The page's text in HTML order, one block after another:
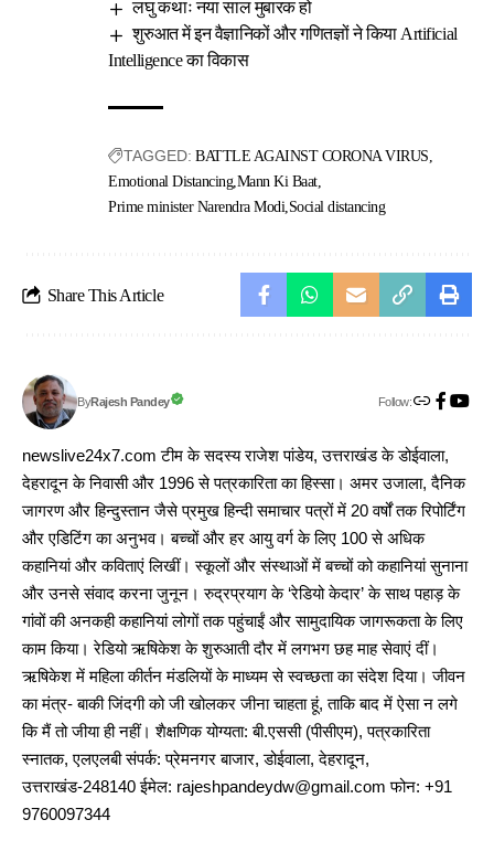
लघु कथाः नया साल मुबारक हो
शुरुआत में इन वैज्ञानिकों और गणितज्ञों ने किया Artificial
Intelligence का विकास
TAGGED: BATTLE AGAINST CORONA VIRUS
Emotional Distancing Mann Ki Baat
Prime minister Narendra Modi Social distancing
Share This Article
ByRajesh Pandey Follow:
newslive24x7.com टीम के सदस्य राजेश पांडेय, उत्तराखंड के डोईवाला,
देहरादून के निवासी और 1996 से पत्रकारिता का हिस्सा। अमर उजाला, दैनिक
जागरण और हिन्दुस्तान जैसे प्रमुख हिन्दी समाचार पत्रों में 20 वर्षों तक रिपोर्टिंग
और एडिटिंग का अनुभव। बच्चों और हर आयु वर्ग के लिए 100 से अधिक
कहानियां और कविताएं लिखीं। स्कूलों और संस्थाओं में बच्चों को कहानियां सुनाना
और उनसे संवाद करना जुनून। रुद्रप्रयाग के ‘रेडियो केदार’ के साथ पहाड़ के
गांवों की अनकही कहानियां लोगों तक पहुंचाईं और सामुदायिक जागरूकता के लिए
काम किया। रेडियो ऋषिकेश के शुरुआती दौर में लगभग छह माह सेवाएं दीं।
ऋषिकेश में महिला कीर्तन मंडलियों के माध्यम से स्वच्छता का संदेश दिया। जीवन
का मंत्र- बाकी जिंदगी को जी खोलकर जीना चाहता हूं, ताकि बाद में ऐसा न लगे
कि मैं तो जीया ही नहीं। शैक्षणिक योग्यता: बी.एससी (पीसीएम), पत्रकारिता
स्नातक, एलएलबी संपर्क: प्रेमनगर बाजार, डोईवाला, देहरादून,
उत्तराखंड-248140 ईमेल: rajeshpandeydw@gmail.com फोन: +91
9760097344